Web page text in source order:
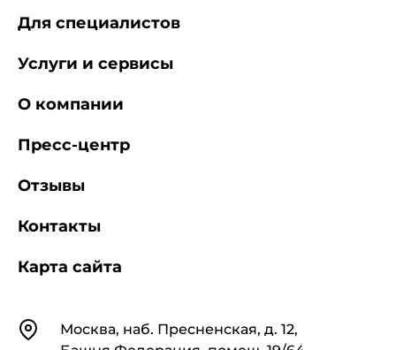
КонтактыМосква, наб. Пресненская, д. 12,
Для специалистов
Услуги и сервисы
О компании
Пресс-центр
Отзывы
Контакты
Карта сайта